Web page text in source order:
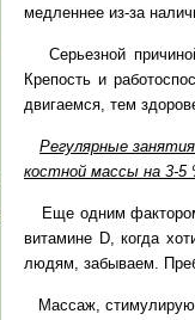
медленнее из-за
Серьезной
Крепость и
двигаемся, тем
Регулярные
костной массы на 3-5
Еще одним фактором
витамине D, когда
людям, забываем.
Массаж,